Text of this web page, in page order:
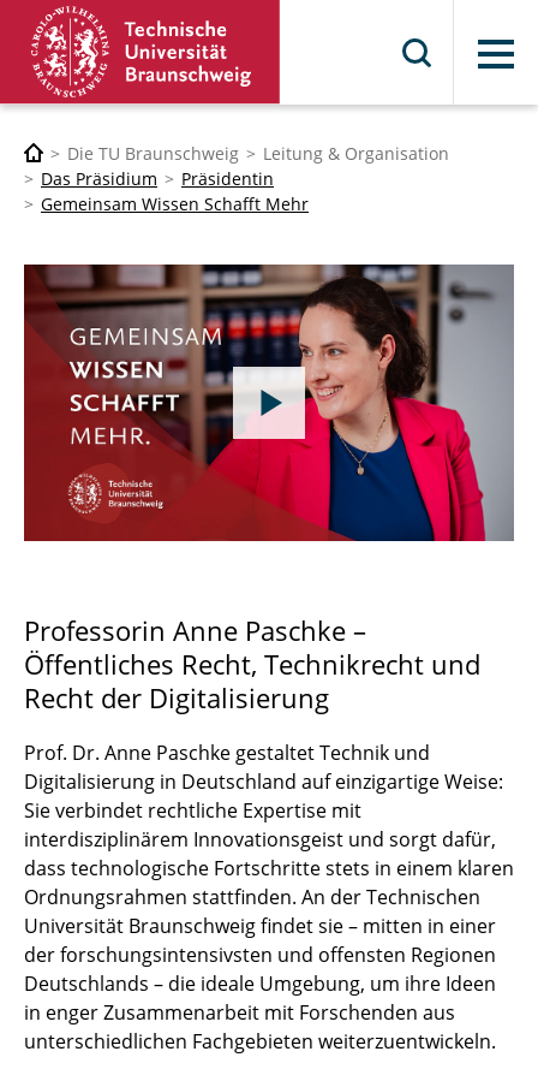
Menü
Die TU Braunschweig
Leitung & Organisation
Das Präsidium
Präsidentin
Gemeinsam Wissen Schafft Mehr
Professorin Anne Paschke –
Öffentliches Recht, Technikrecht und
Recht der Digitalisierung
Prof. Dr. Anne Paschke gestaltet Technik und
Digitalisierung in Deutschland auf einzigartige Weise:
Sie verbindet rechtliche Expertise mit
interdisziplinärem Innovationsgeist und sorgt dafür,
dass technologische Fortschritte stets in einem klaren
Ordnungsrahmen stattfinden. An der Technischen
Universität Braunschweig findet sie – mitten in einer
der forschungsintensivsten und offensten Regionen
Deutschlands – die ideale Umgebung, um ihre Ideen
in enger Zusammenarbeit mit Forschenden aus
unterschiedlichen Fachgebieten weiterzuentwickeln.